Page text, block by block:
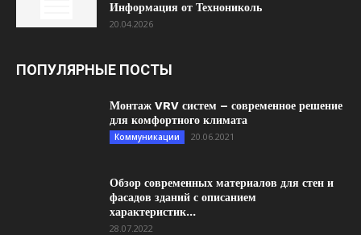
Информация от Технониколь
20.04.2026
ПОПУЛЯРНЫЕ ПОСТЫ
Монтаж VRV систем – современное решение
для комфортного климата
Коммуникации 20.06.2021
Обзор современных материалов для стен и
фасадов зданий с описанием
характеристик...
28.07.2022